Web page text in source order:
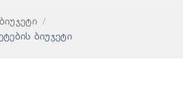
ბიუჯეტი
ბიუჯეტი